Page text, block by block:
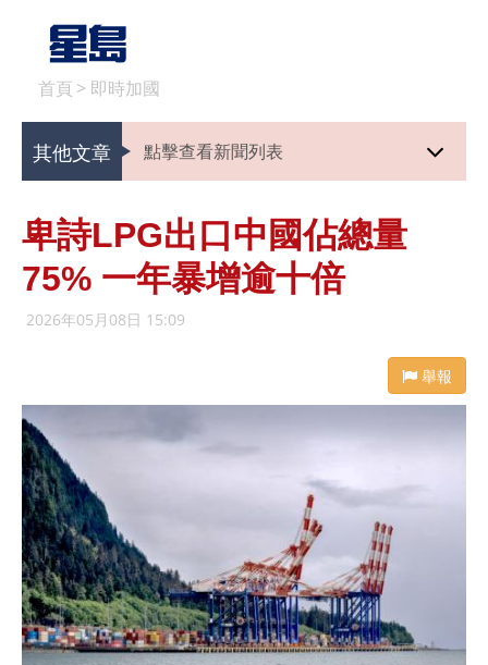
首頁 > 即時加國
其他文章 點擊查看新聞列表
卑詩LPG出口中國佔總量
75% 一年暴增逾十倍
2026年05月08日 15:09
舉報